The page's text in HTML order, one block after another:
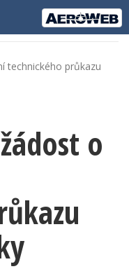
technického průkazu
o